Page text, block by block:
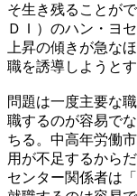
そ生き残ることが
ＤＩ）のハン・ヨ
上昇の傾きが急な
職を誘導しようと
問題は一度主要な
職するのが容易で
ちる。中高年労働
用が不足するから
センター関係者は